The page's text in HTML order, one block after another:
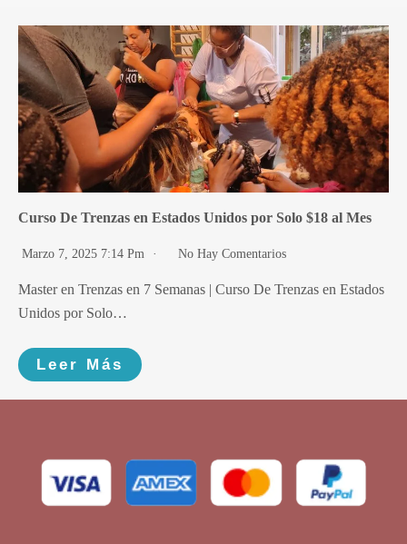
Curso De Trenzas en Estados Unidos por Solo $18 al Mes
Marzo 7, 2025 7:14 Pm No Hay Comentarios
Master en Trenzas en 7 Semanas | Curso De Trenzas en Estados
Unidos por Solo…
Leer Más